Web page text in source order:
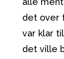
det over
var klar
det ville